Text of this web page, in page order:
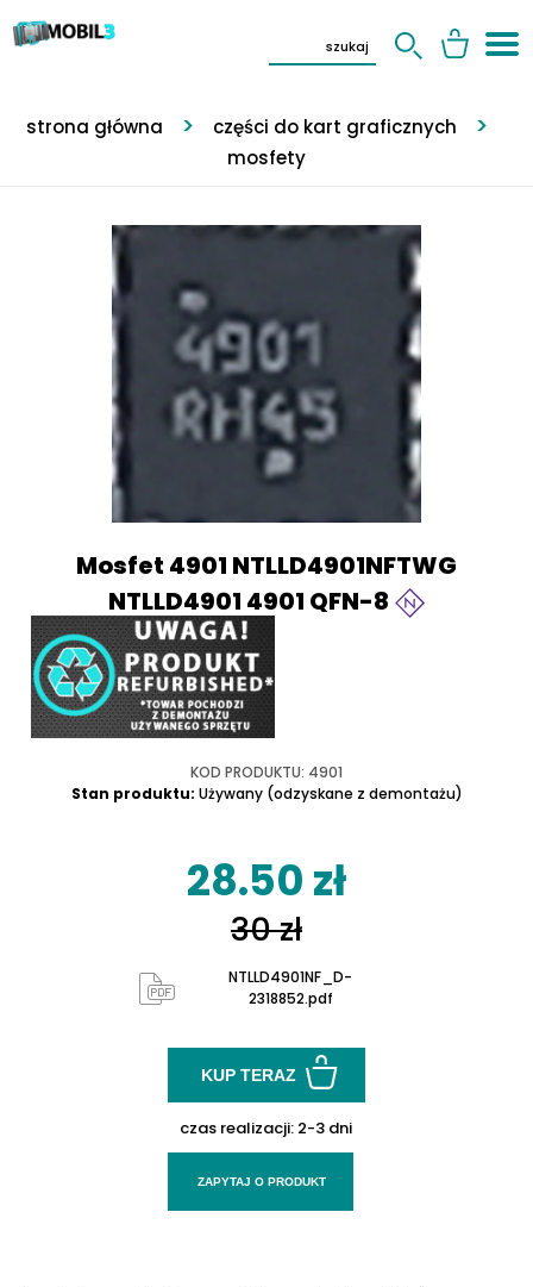
strona główna
części do kart graficznych
mosfety
Mosfet 4901 NTLLD4901NFTWG
NTLLD4901 4901 QFN-8
KOD PRODUKTU: 4901
Stan produktu: Używany (odzyskane z demontażu)
28.50 zł
30 zł
NTLLD4901NF_D-
2318852.pdf
KUP TERAZ
czas realizacji: 2-3 dni
ZAPYTAJ O PRODUKT